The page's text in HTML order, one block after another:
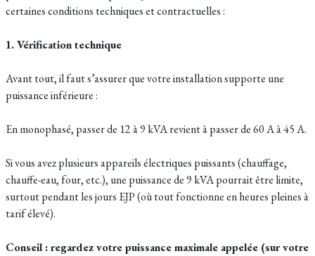
certaines conditions techniques et contractuelles :
1. Vérification technique
Avant tout, il faut s’assurer que votre installation supporte une
puissance inférieure :
En monophasé, passer de 12 à 9 kVA revient à passer de 60 A à 45 A.
Si vous avez plusieurs appareils électriques puissants (chauffage,
chauffe-eau, four, etc.), une puissance de 9 kVA pourrait être limite,
surtout pendant les jours EJP (où tout fonctionne en heures pleines à
tarif élevé).
Conseil : regardez votre puissance maximale appelée (sur votre